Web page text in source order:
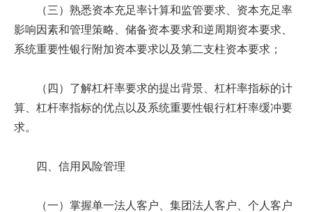
（三）熟悉资本充足率计算和监管要求、资本充足率
影响因素和管理策略、储备资本要求和逆周期资本要求、
系统重要性银行附加资本要求以及第二支柱资本要求；
（四）了解杠杆率要求的提出背景、杠杆率指标的计
算、杠杆率指标的优点以及系统重要性银行杠杆率缓冲要
求。
四、信用风险管理
（一）掌握单一法人客户、集团法人客户、个人客户